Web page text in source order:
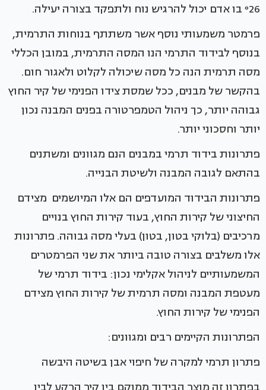
º26 בו אדם יכול להרגיש נוח ולתפקד בצורה יעילה.
פרמטר משמעותי נוסף אשר משתתף בנוחות התרמית,
בנוסף לבידוד התרמי הנו המסה התרמית, במובן הכללי
מסה תרמית הנה כל מסה שיכולה לקלוט ולאגור חום.
בהקשר של מבנים, ככל שמסת צידו הפנימי של קיר החוץ
גבוהה יותר, כך ניהול הטמפרטורה בפנים המבנה נכון
יותר וחסכוני יותר.
פתרונות בידוד תרמי במבנים הנם מגוונים ומשתנים
בהתאם לגובה המבנה ולשיטת הבנייה.
פתרונות הבידוד המועדפים הם אלו המיושמים מצידם
החיצוני של קירות החוץ, בעוד קירות החוץ בנויים
מרכיבים (בלוקי בטון, בטון) בעלי מסה גבוהה. פתרונות
אלו משלבים בצורה טובה ביותר את שני הפרמטרים
המשמעותיים לניהול אקלימי נכון: בידוד תרמי של
מעטפת המבנה ומסה תרמית של קירות החוץ מצידם
הפנימי של קירות החוץ.
הפתרונות הקיימים רבים ומגוונים:
פתרון תרמי למקרה של חיפוי אבן בשיטה היבשה
בפתרון זה מוצר הבידוד ממוקם בין קיר הרקע לבין